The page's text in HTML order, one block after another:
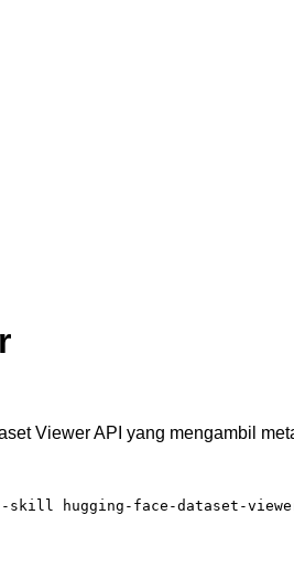
Viewer API yang mengambil
hugging-face-dataset-